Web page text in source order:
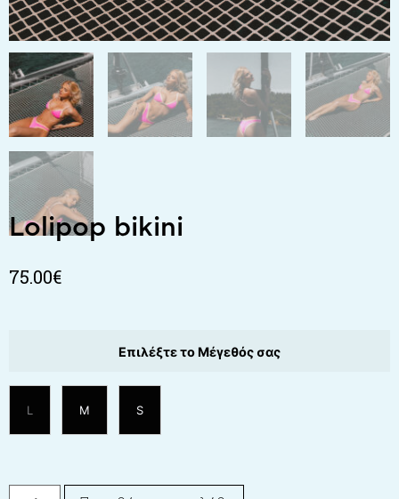
Lolipop bikini
75.00€
Επιλέξτε το Μέγεθός σας
L M S